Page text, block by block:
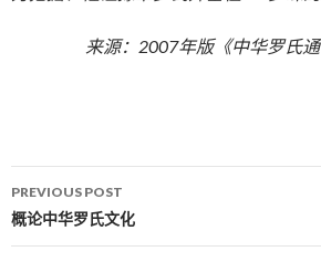
来源：2007年版《中华罗氏
Post navigation
PREVIOUS POST
概论中华罗氏文化